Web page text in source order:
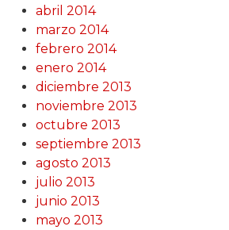
abril 2014
marzo 2014
febrero 2014
enero 2014
diciembre 2013
noviembre 2013
octubre 2013
septiembre 2013
agosto 2013
julio 2013
junio 2013
mayo 2013